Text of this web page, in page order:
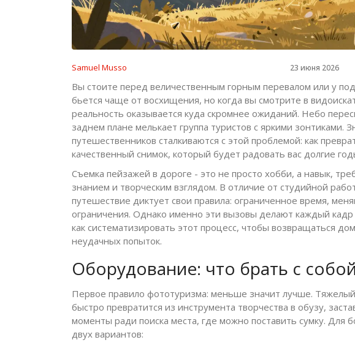
Samuel Musso 23 июня 2026
Вы стоите перед величественным горным перевалом или у
бьется чаще от восхищения, но когда вы смотрите в
реальность оказывается куда скромнее ожиданий. Небо
заднем плане мелькает группа туристов с яркими зонтиками.
путешественников сталкиваются с этой проблемой: как
качественный снимок, который будет радовать вас долгие
Съемка пейзажей в дороге - это не просто хобби, а навык,
знанием и творческим взглядом. В отличие от студийной
путешествие диктует свои правила: ограниченное время,
ограничения. Однако именно эти вызовы делают каждый
как систематизировать этот процесс, чтобы возвращаться
неудачных попыток.
Оборудование: что брать с
Первое правило фототуризма: меньше значит лучше.
быстро превратится из инструмента творчества в обузу,
моменты ради поиска места, где можно поставить сумку. Для
двух вариантов: